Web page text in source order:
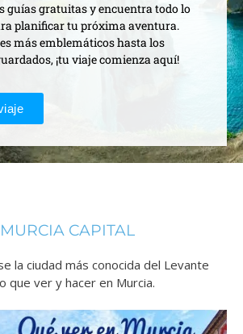
guías gratuitas y encuentra todo lo
planificar tu próxima aventura.
más emblemáticos hasta los
¡tu viaje comienza aquí!
CAPITAL
la ciudad más conocida del Levante
que ver y hacer en Murcia.